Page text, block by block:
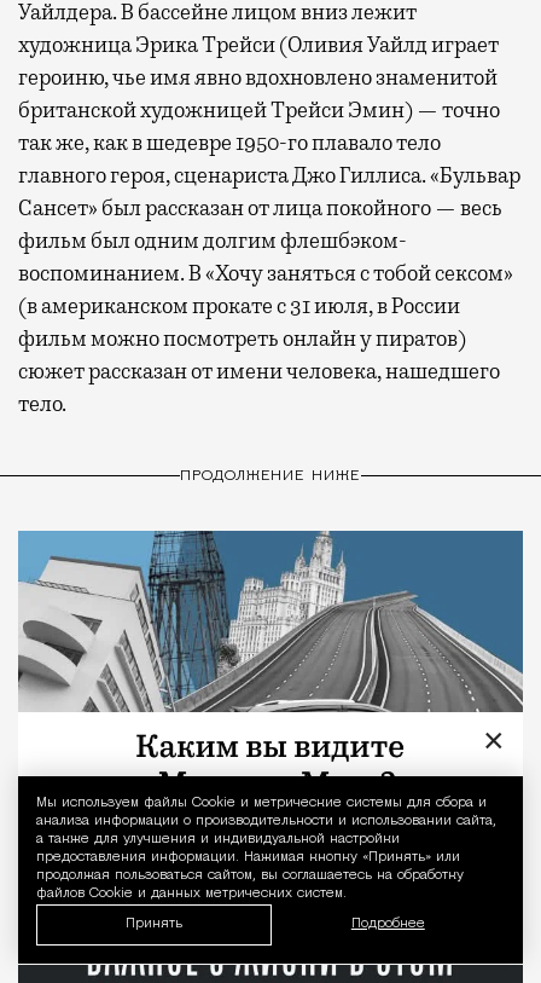
Уведомление
Мы используем файлы Сookie и метрические системы для сбора и
анализа информации о производительности и использовании сайта,
а также для улучшения и индивидуальной настройки
предоставления информации. Нажимая кнопку «Принять» или
продолжая пользоваться сайтом, вы соглашаетесь на обработку
файлов Cookie и данных метрических систем.
Принять Подробнее
Уайлдера. В бассейне лицом вниз лежит
художница Эрика Трейси (Оливия Уайлд играет
героиню, чье имя явно вдохновлено знаменитой
британской художницей Трейси Эмин) — точно
так же, как в шедевре 1950-го плавало тело
главного героя, сценариста Джо Гиллиса. «Бульвар
Сансет» был рассказан от лица покойного — весь
фильм был одним долгим флешбэком-
воспоминанием. В «Хочу заняться с тобой сексом»
(в американском прокате с 31 июля, в России
фильм можно посмотреть онлайн у пиратов)
сюжет рассказан от имени человека, нашедшего
тело.
ПРОДОЛЖЕНИЕ НИЖЕ
×